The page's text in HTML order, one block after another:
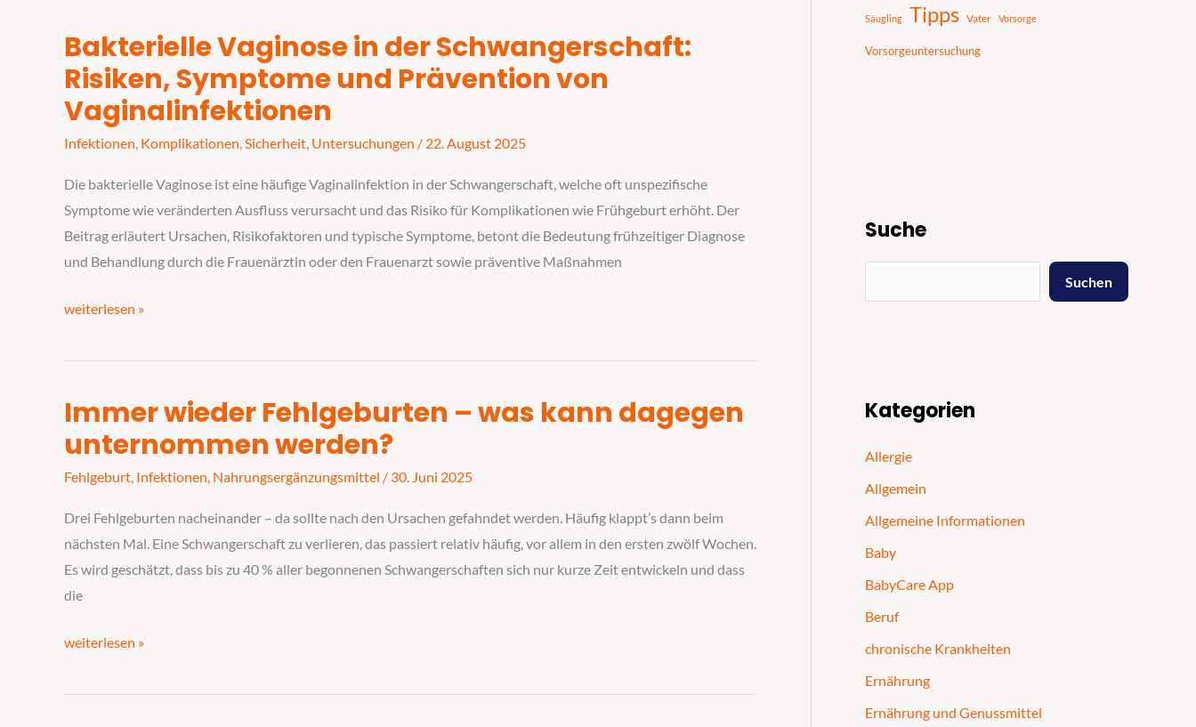
Bakterielle Vaginose in der Schwangerschaft:
Risiken, Symptome und Prävention von
Vaginalinfektionen
Infektionen, Komplikationen,Sicherheit, Untersuchungen / 22. August 2025
Die bakterielle Vaginose ist eine häufige Vaginalinfektion in der Schwangerschaft, welche oft unspezifische
Symptome wie veränderten Ausfluss verursacht und das Risiko für Komplikationen wie Frühgeburt erhöht. Der
Beitrag erläutert Ursachen, Risikofaktoren und typische Symptome, betont die Bedeutung frühzeitiger Diagnose
und Behandlung durch die Frauenärztin oder den Frauenarzt sowie präventive Maßnahmen
Bakterielle
Vaginose
der
Schwangerschaft:
Vaginalinfektionen
weiterlesen »
Immer wieder Fehlgeburten – was kann dagegen
unternommen werden?
Fehlgeburt, Infektionen, Nahrungsergänzungsmittel / 30. Juni 2025
Drei Fehlgeburten nacheinander – da sollte nach den Ursachen gefahndet werden. Häufig klappt’s dann beim
nächsten Mal. Eine Schwangerschaft zu verlieren, das passiert relativ häufig, vor allem in den ersten zwölf Wochen.
Es wird geschätzt, dass bis zu 40 % aller begonnenen Schwangerschaften sich nur kurze Zeit entwickeln und dass
die
Immer
wieder
–
was
kann
dagegen
unternommen
weiterlesen »
Säugling Tipps Vater Vorsorge
Vorsorgeuntersuchung
Suche
Suchen
Kategorien
Allergie
Allgemein
Allgemeine Informationen
Baby
BabyCare App
Beruf
chronische Krankheiten
Ernährung
Ernährung und Genussmittel